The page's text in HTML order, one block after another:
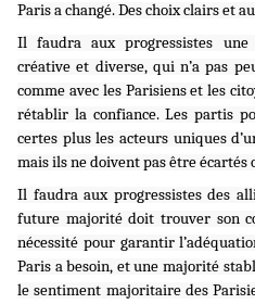
Paris a changé. Des choix clairs et
Il faudra aux progressistes une
créative et diverse, qui n’a pas
comme avec les Parisiens et les
rétablir la confiance. Les partis
certes plus les acteurs uniques
mais ils ne doivent pas être écartés
Il faudra aux progressistes des
future majorité doit trouver son
nécessité pour garantir
Paris a besoin, et une majorité
le sentiment majoritaire des